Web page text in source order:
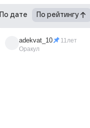
По дате По рейтингу
adekvat_10
Оракул
11лет